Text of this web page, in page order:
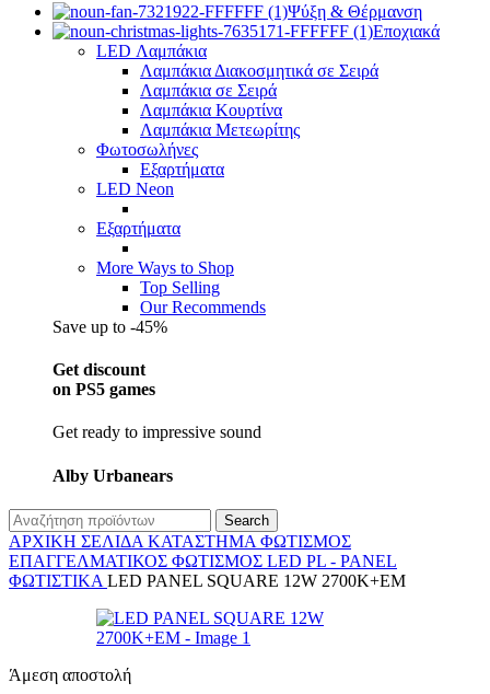
Ψύξη & Θέρμανση
Εποχιακά
LED Λαμπάκια
Λαμπάκια Διακοσμητικά σε Σειρά
Λαμπάκια σε Σειρά
Λαμπάκια Κουρτίνα
Λαμπάκια Μετεωρίτης
Φωτοσωλήνες
Εξαρτήματα
LED Neon
Εξαρτήματα
More Ways to Shop
Top Selling
Our Recommends
Save up to -45%
Get discount
on PS5 games
Get ready to impressive sound
Alby Urbanears
Search
ΑΡΧΙΚΉ ΣΕΛΊΔΑ ΚΑΤΆΣΤΗΜΑ ΦΩΤΙΣΜΌΣ
ΕΠΑΓΓΕΛΜΑΤΙΚΟΣ ΦΩΤΙΣΜΌΣ LED PL - PANEL
ΦΩΤΙΣΤΙΚΆ LED PANEL SQUARE 12W 2700K+EM
Άμεση αποστολή